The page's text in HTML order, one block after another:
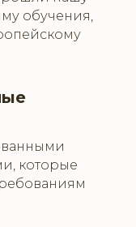
обучения,
которые